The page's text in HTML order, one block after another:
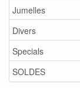
Jumelles
Divers
Specials
SOLDES